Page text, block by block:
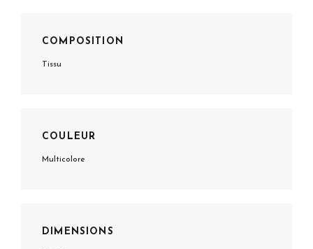
COMPOSITION
Tissu
COULEUR
Multicolore
DIMENSIONS